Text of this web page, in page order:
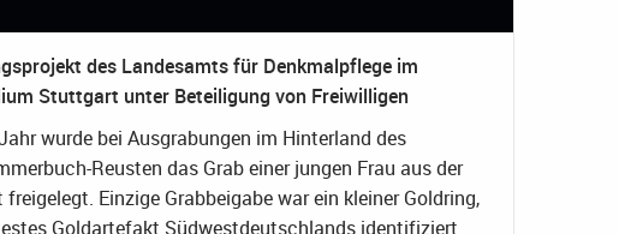
des Landesamts für Denkmalpflege im
Stuttgart unter Beteiligung von Freiwilligen
wurde bei Ausgrabungen im Hinterland des
Reusten das Grab einer jungen Frau aus der
freigelegt. Einzige Grabbeigabe war ein kleiner Goldring,
Goldartefakt Südwestdeutschlands identifiziert